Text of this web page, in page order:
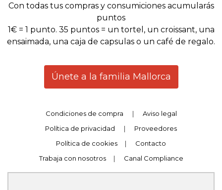
Con todas tus compras y consumiciones acumularás
puntos
1€ = 1 punto. 35 puntos = un tortel, un croissant, una
ensaimada, una caja de capsulas o un café de regalo.
Únete a la familia Mallorca
Condiciones de compra |
Aviso legal
Política de privacidad
|
Proveedores
Política de cookies
|
Contacto
Trabaja con nosotros
| Canal Compliance